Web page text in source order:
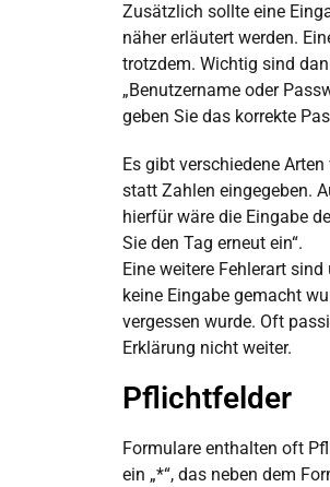
Zusätzlich sollte eine
näher erläutert werden.
trotzdem. Wichtig sind
„Benutzername oder
geben Sie das korrekte
Es gibt verschiedene Arten
statt Zahlen eingegeben.
hierfür wäre die Eingabe
Sie den Tag erneut ein“.
Eine weitere Fehlerart
keine Eingabe gemacht
vergessen wurde. Oft
Erklärung nicht weiter.
Pflichtfelder
Formulare enthalten oft
ein „*“, das neben dem